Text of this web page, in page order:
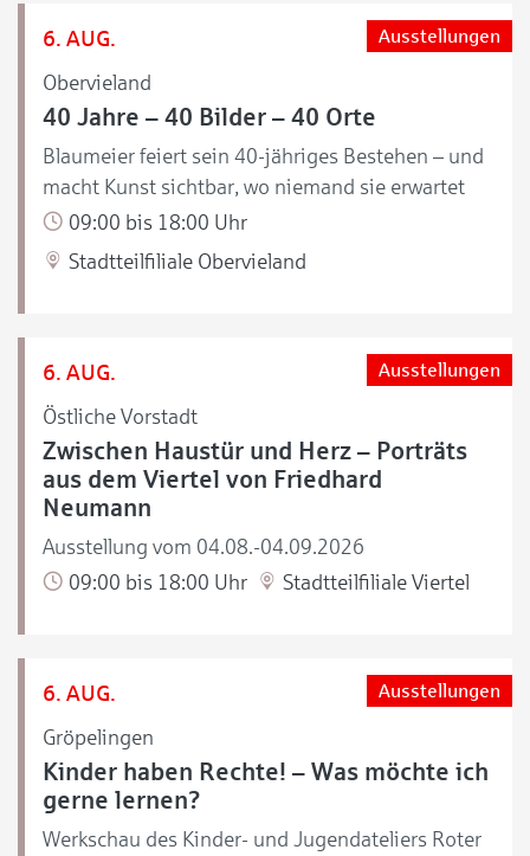
6. AUG.
Obervieland
Ausstellungen
40 Jahre – 40 Bilder – 40 Orte
Blaumeier feiert sein 40-jähriges Bestehen – und
macht Kunst sichtbar, wo niemand sie erwartet
09:00 bis 18:00 Uhr
Stadtteilfiliale Obervieland
6. AUG.
Östliche Vorstadt
Ausstellungen
Zwischen Haustür und Herz – Porträts
aus dem Viertel von Friedhard
Neumann
Ausstellung vom 04.08.-04.09.2026
09:00 bis 18:00 Uhr
Stadtteilfiliale Viertel
6. AUG.
Gröpelingen
Ausstellungen
Kinder haben Rechte! – Was möchte ich
gerne lernen?
Werkschau des Kinder- und Jugendateliers Roter